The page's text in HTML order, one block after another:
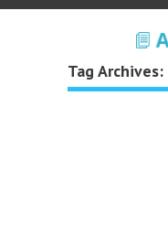
Tag Archives: